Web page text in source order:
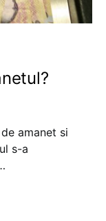
amanet si
s-a